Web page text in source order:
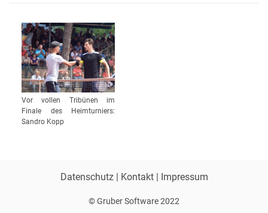
Vor vollen Tribünen im
Finale des Heimturniers:
Sandro Kopp
Datenschutz| Kontakt| Impressum
© Gruber Software 2022